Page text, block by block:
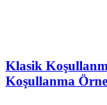
Klasik
Koşullanma